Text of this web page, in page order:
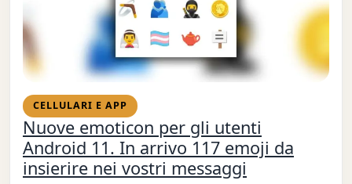
CELLULARI E APP
Nuove emoticon per gli utenti
Android 11. In arrivo 117 emoji da
insierire nei vostri messaggi